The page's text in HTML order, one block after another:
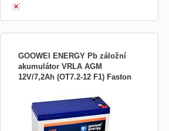
GOOWEI ENERGY Pb záložní
akumulátor VRLA AGM
12V/7,2Ah (OT7.2-12 F1) Faston
bezúdržbový akumulátor s technologií
AGM, faston 6,3 mm, rozměry 151 × 66 ×
94 mm. Alternativa za RBC110 bez
příslušenství.